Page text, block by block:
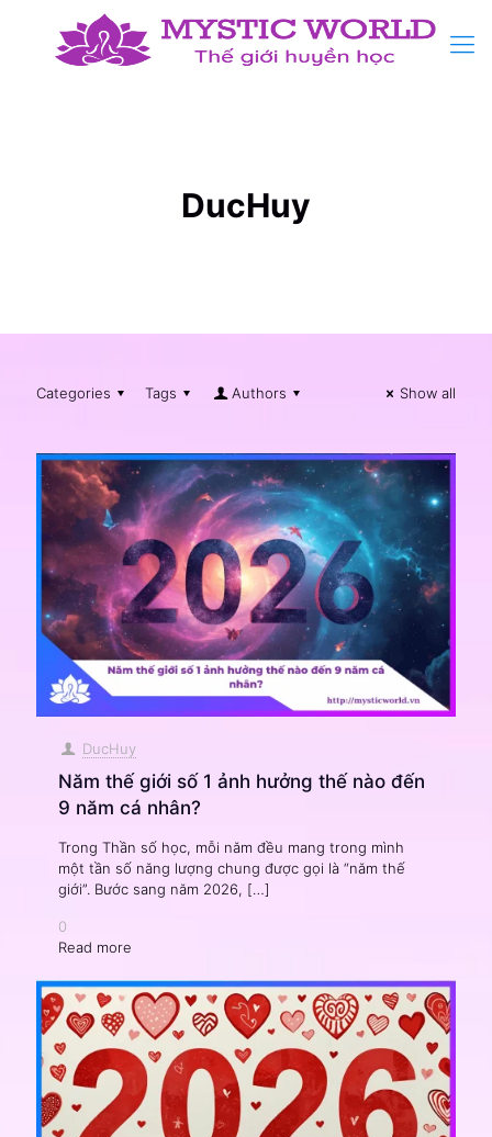
DucHuy
Categories Tags Authors Show all
DucHuy
Năm thế giới số 1 ảnh hưởng thế nào đến
9 năm cá nhân?
Trong Thần số học, mỗi năm đều mang trong mình
một tần số năng lượng chung được gọi là “năm thế
giới”. Bước sang năm 2026, […]
0
Read more